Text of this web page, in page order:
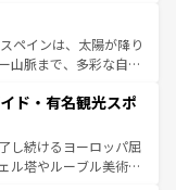
やアマルフィ海岸の絶
光の合間には、本場の
料理を堪能することも
ない旅をしてみよう！
ペインは、太陽が降り
山脈まで、多彩な自然
フラメンコ、熱気あふ
生活の一部となってい
囲気や、バルセロナの
古代ローマ遺跡や中世
ド・有名観光スポ
し続けるヨーロッパ屈
ル塔やルーブル美術館